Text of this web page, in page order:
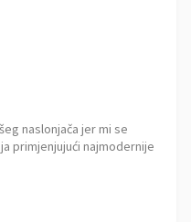
naslonjača jer mi se
primjenjujući najmodernije